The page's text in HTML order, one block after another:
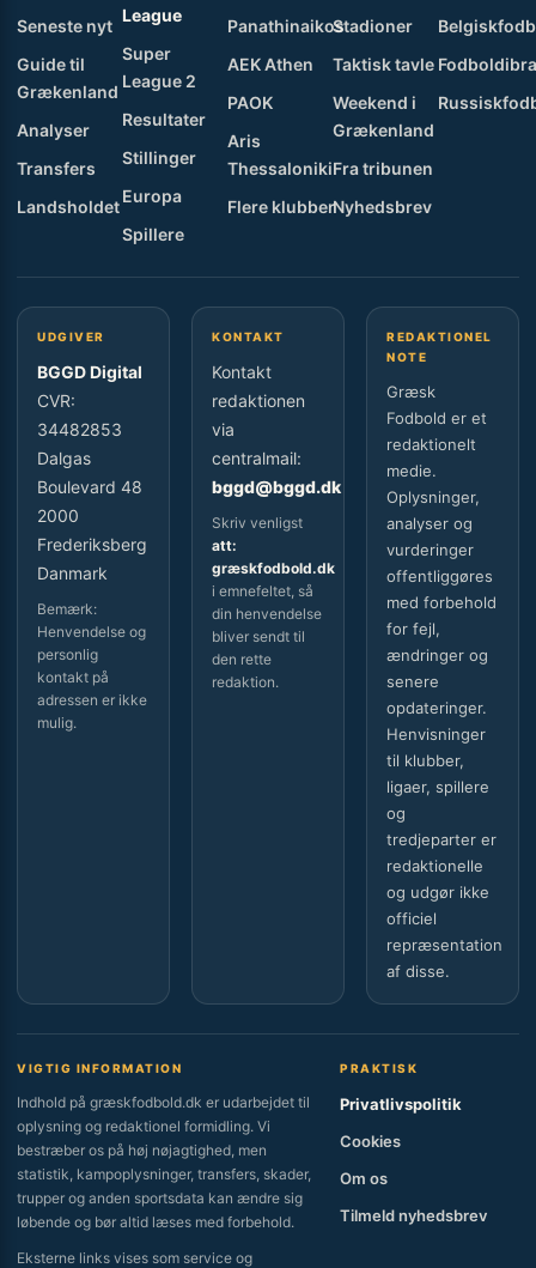
Seneste nyt
Guide til
Grækenland
Analyser
Transfers
Landsholdet
League
Super
League 2
Resultater
Stillinger
Europa
Spillere
Panathinaikos
AEK Athen
PAOK
Aris
Thessaloniki
Flere klubber
Stadioner
Taktisk tavle
Weekend i
Grækenland
Fra tribunen
Nyhedsbrev
UDGIVER
BGGD Digital
CVR:
34482853
Dalgas
Boulevard 48
2000
Frederiksberg
Danmark
Bemærk:
Henvendelse og
personlig
kontakt på
adressen er ikke
mulig.
KONTAKT
Kontakt
redaktionen
via
centralmail:
bggd@bggd.dk
Skriv venligst
att:
græskfodbold.dk
i emnefeltet, så
din henvendelse
bliver sendt til
den rette
redaktion.
REDAKTIONEL
NOTE
Græsk
Fodbold er et
redaktionelt
medie.
Oplysninger,
analyser og
vurderinger
offentliggøres
med forbehold
for fejl,
ændringer og
senere
opdateringer.
Henvisninger
til klubber,
ligaer, spillere
og
tredjeparter er
redaktionelle
og udgør ikke
officiel
repræsentation
af disse.
VIGTIG INFORMATION
Indhold på græskfodbold.dk er udarbejdet til
oplysning og redaktionel formidling. Vi
bestræber os på høj nøjagtighed, men
statistik, kampoplysninger, transfers, skader,
trupper og anden sportsdata kan ændre sig
løbende og bør altid læses med forbehold.
Eksterne links vises som service og
PRAKTISK
Privatlivspolitik
Cookies
Om os
Tilmeld nyhedsbrev